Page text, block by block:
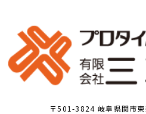
〒501-3824 岐阜県関市